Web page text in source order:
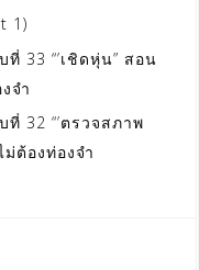
1)
33 “’เชิดหุ่น” สอน
จำ
32 “’ตรวจสภาพ
ต้องท่องจำ